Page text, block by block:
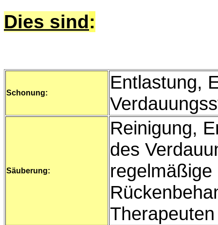
Dies sind:
Schonung:
Entlastung,
Säuberung:
Reinigung,
des
Therapeuten